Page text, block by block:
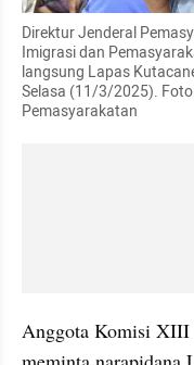
Direktur Jenderal
Imigrasi dan
langsung Lapas
Selasa (11/3/2025).
Pemasyarakatan
Anggota Komisi